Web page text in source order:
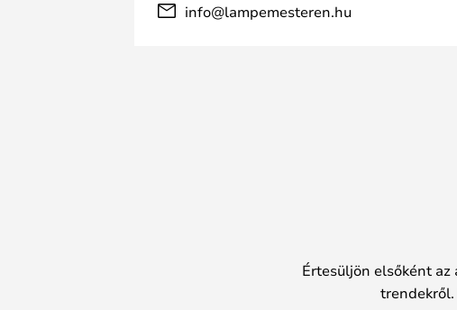
info@lampemesteren.hu
Értesüljön elsőként
trendekről.